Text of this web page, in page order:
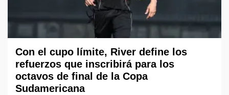
Con el cupo límite, River define los
refuerzos que inscribirá para los
octavos de final de la Copa
Sudamericana